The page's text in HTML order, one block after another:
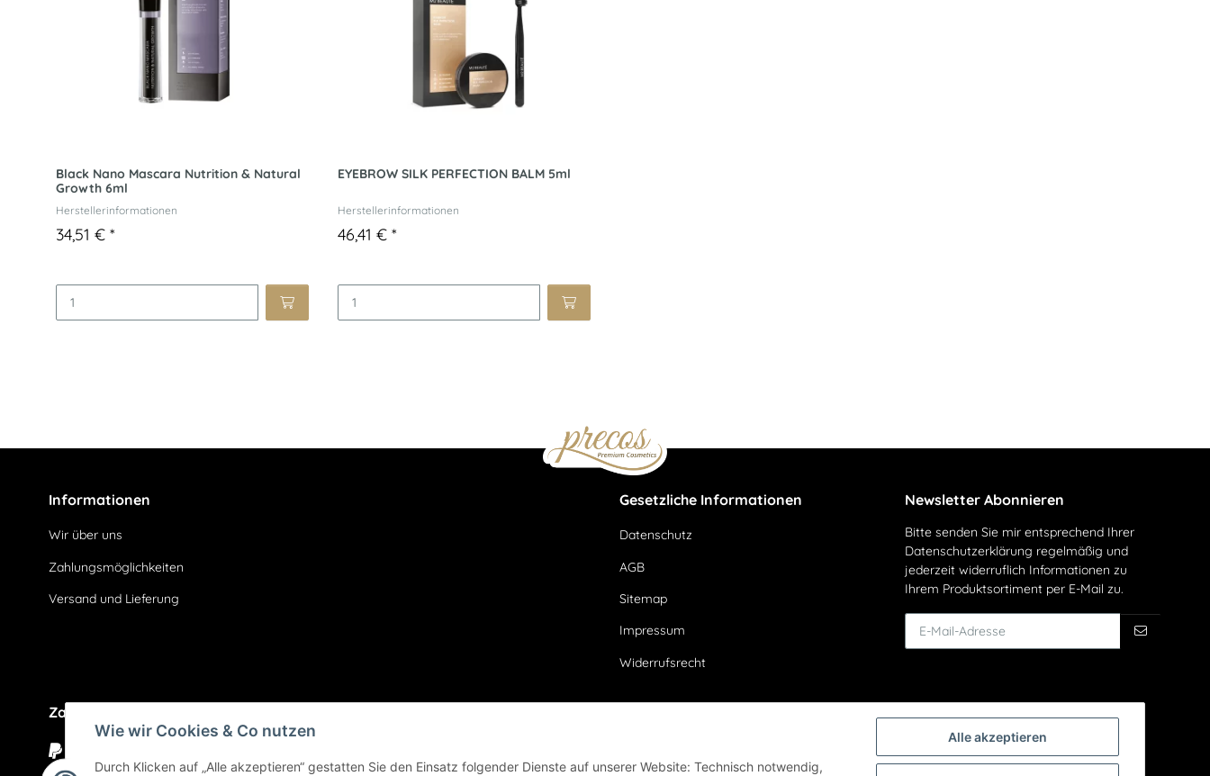
Black Nano Mascara Nutrition & Natural
Growth 6ml
Herstellerinformationen
34,51 € *
EYEBROW SILK PERFECTION BALM 5ml
Herstellerinformationen
46,41 € *
Informationen
Wir über uns
Zahlungsmöglichkeiten
Versand und Lieferung
Gesetzliche Informationen
Datenschutz
AGB
Sitemap
Impressum
Widerrufsrecht
Newsletter Abonnieren
Bitte senden Sie mir entsprechend Ihrer
Datenschutzerklärung regelmäßig und
jederzeit widerruflich Informationen zu
Ihrem Produktsortiment per E-Mail zu.
Zahlungsarten
Wie wir Cookies & Co nutzen
Durch Klicken auf „Alle akzeptieren“ gestatten Sie den Einsatz folgender Dienste auf unserer Website: Technisch notwendig,
Alle akzeptieren